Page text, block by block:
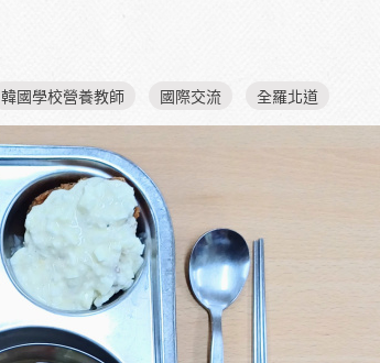
韓國學校營養教師 國際交流 全羅北道